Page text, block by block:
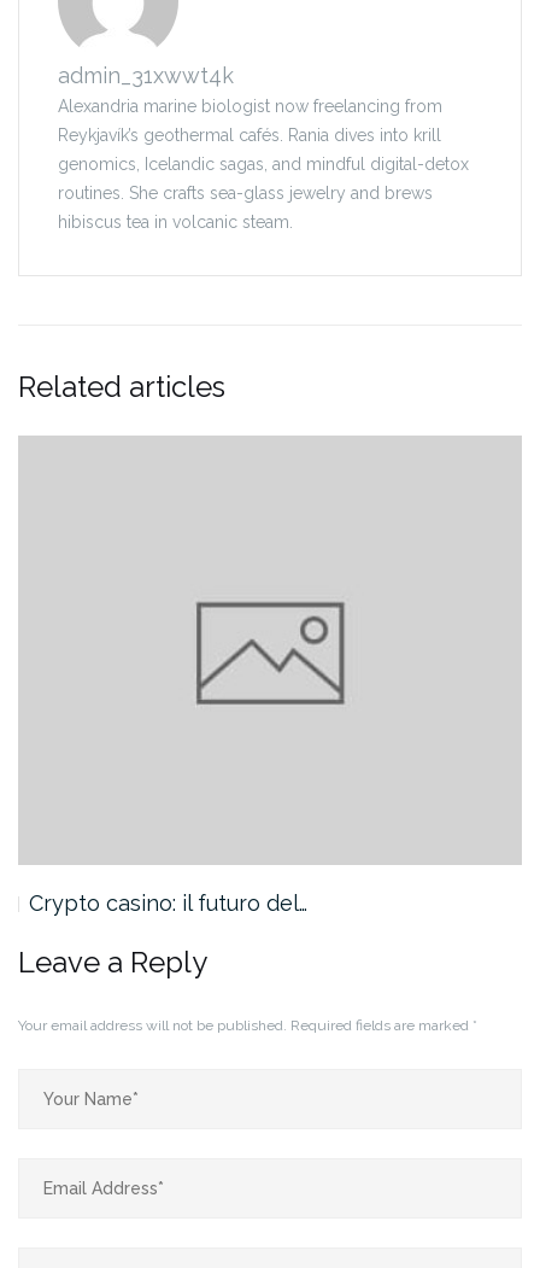
admin_31xwwt4k
Alexandria marine biologist now freelancing from
Reykjavík’s geothermal cafés. Rania dives into krill
genomics, Icelandic sagas, and mindful digital-detox
routines. She crafts sea-glass jewelry and brews
hibiscus tea in volcanic steam.
Related articles
Crypto casino: il futuro del…
Leave a Reply
Your email address will not be published. Required fields are marked *